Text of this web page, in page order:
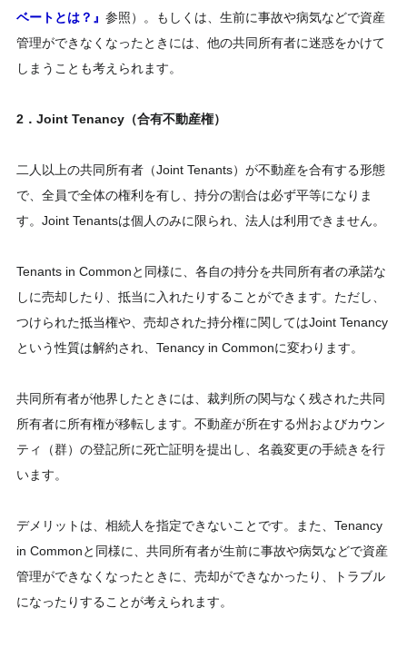
ベートとは？』 参照）。もしくは、生前に事故や病気などで資産
管理ができなくなったときには、他の共同所有者に迷惑をかけて
しまうことも考えられます。
2．Joint Tenancy（合有不動産権）
二人以上の共同所有者（Joint Tenants）が不動産を合有する形態
で、全員で全体の権利を有し、持分の割合は必ず平等になりま
す。Joint Tenantsは個人のみに限られ、法人は利用できません。
Tenants in Commonと同様に、各自の持分を共同所有者の承諾な
しに売却したり、抵当に入れたりすることができます。ただし、
つけられた抵当権や、売却された持分権に関してはJoint Tenancy
という性質は解約され、Tenancy in Commonに変わります。
共同所有者が他界したときには、裁判所の関与なく残された共同
所有者に所有権が移転します。不動産が所在する州およびカウン
ティ（群）の登記所に死亡証明を提出し、名義変更の手続きを行
います。
デメリットは、相続人を指定できないことです。また、Tenancy
in Commonと同様に、共同所有者が生前に事故や病気などで資産
管理ができなくなったときに、売却ができなかったり、トラブル
になったりすることが考えられます。